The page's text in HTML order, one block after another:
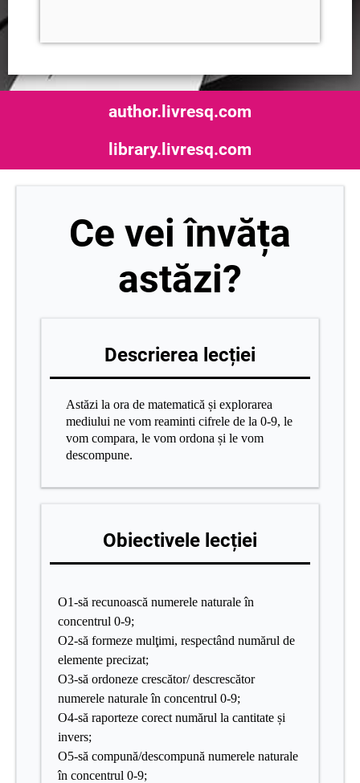
author.livresq.com
library.livresq.com
Ce vei învăța
astăzi?
Descrierea lecției
Astăzi la ora de matematică și explorarea
mediului ne vom reaminti cifrele de la 0-9, le
vom compara, le vom ordona și le vom
descompune.
Obiectivele lecției
O1-să recunoască numerele naturale în
concentrul 0-9;
O2-să formeze mulţimi, respectând numărul de
elemente precizat;
O3-să ordoneze crescător/ descrescător
numerele naturale în concentrul 0-9;
O4-să raporteze corect numărul la cantitate și
invers;
O5-să compună/descompună numerele naturale
în concentrul 0-9;